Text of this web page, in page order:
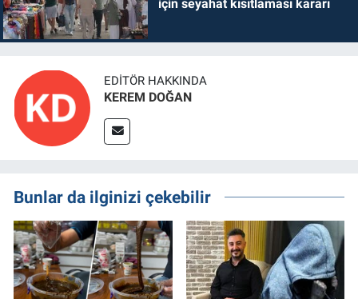
için seyahat kısıtlaması kararı
EDITÖR HAKKINDA
KEREM DOĞAN
Bunlar da ilginizi çekebilir